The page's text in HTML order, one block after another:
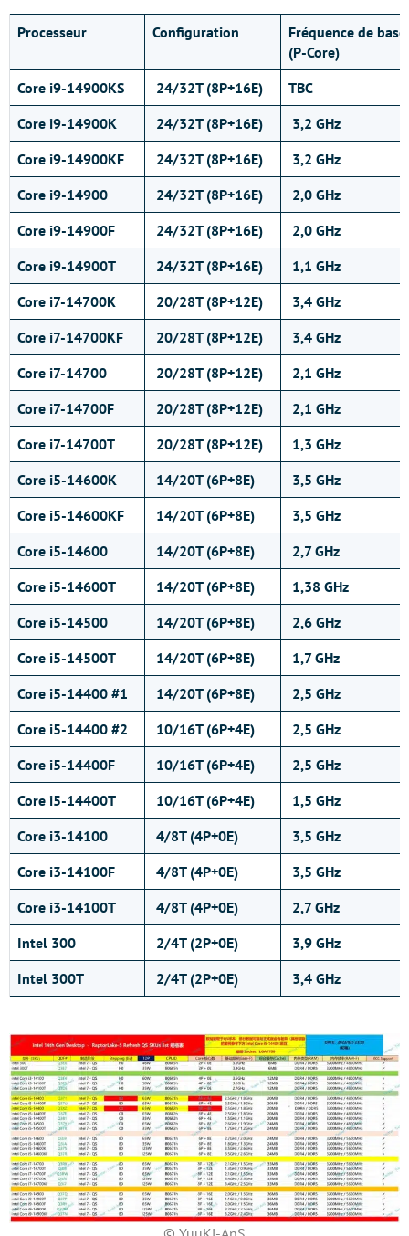
Processeur Configuration
Fréquence de base
(P-Core)
Core i9-14900KS
24/32T (8P+16E)
TBC
Core i9-14900K
24/32T (8P+16E)
3,2 GHz
Core i9-14900KF
24/32T (8P+16E)
3,2 GHz
Core i9-14900
24/32T (8P+16E)
2,0 GHz
Core i9-14900F
24/32T (8P+16E)
2,0 GHz
Core i9-14900T
24/32T (8P+16E)
1,1 GHz
Core i7-14700K
20/28T (8P+12E)
3,4 GHz
Core i7-14700KF
20/28T (8P+12E)
3,4 GHz
Core i7-14700
20/28T (8P+12E)
2,1 GHz
Core i7-14700F
20/28T (8P+12E)
2,1 GHz
Core i7-14700T
20/28T (8P+12E)
1,3 GHz
Core i5-14600K
14/20T (6P+8E)
3,5 GHz
Core i5-14600KF
14/20T (6P+8E)
3,5 GHz
Core i5-14600
14/20T (6P+8E)
2,7 GHz
Core i5-14600T
14/20T (6P+8E)
1,38 GHz
Core i5-14500
14/20T (6P+8E)
2,6 GHz
Core i5-14500T
14/20T (6P+8E)
1,7 GHz
Core i5-14400 #1
14/20T (6P+8E)
2,5 GHz
Core i5-14400 #2
10/16T (6P+4E)
2,5 GHz
Core i5-14400F
10/16T (6P+4E)
2,5 GHz
Core i5-14400T
10/16T (6P+4E)
1,5 GHz
Core i3-14100
4/8T (4P+0E)
3,5 GHz
Core i3-14100F
4/8T (4P+0E)
3,5 GHz
Core i3-14100T
4/8T (4P+0E)
2,7 GHz
Intel 300
2/4T (2P+0E)
3,9 GHz
Intel 300T
2/4T (2P+0E) 3,4 GHz